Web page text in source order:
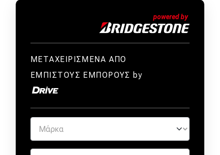
ΜΕΤΑΧΕΙΡΙΣΜΕΝΑ ΑΠΟ
ΕΜΠΙΣΤΟΥΣ ΕΜΠΟΡΟΥΣ by